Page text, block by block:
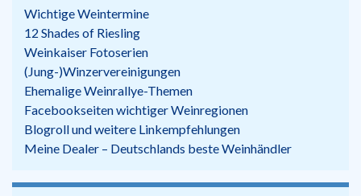
Wichtige Weintermine
12 Shades of Riesling
Weinkaiser Fotoserien
(Jung-)Winzervereinigungen
Ehemalige Weinrallye-Themen
Facebookseiten wichtiger Weinregionen
Blogroll und weitere Linkempfehlungen
Meine Dealer – Deutschlands beste Weinhändler